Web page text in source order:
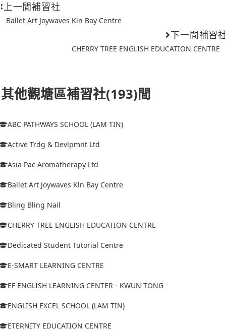
上一間補習社
Ballet Art Joywaves Kln Bay Centre
下一間補習
CHERRY TREE ENGLISH EDUCATION CENTRE
其他觀塘區補習社(193)間
ABC PATHWAYS SCHOOL (LAM TIN)
Active Trdg & Devlpmnt Ltd
Asia Pac Aromatherapy Ltd
Ballet Art Joywaves Kln Bay Centre
Bling Bling Nail
CHERRY TREE ENGLISH EDUCATION CENTRE
Dedicated Student Tutorial Centre
E-SMART LEARNING CENTRE
EF ENGLISH LEARNING CENTER - KWUN TONG
ENGLISH EXCEL SCHOOL (LAM TIN)
ETERNITY EDUCATION CENTRE